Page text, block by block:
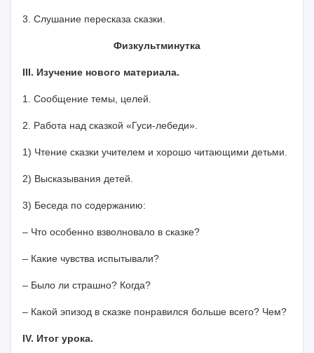
3. Слушание пересказа сказки
Физкультминутка
III. Изучение нового материала.
1. Сообщение темы, целей
2. Работа над сказкой «Гуси-лебеди».
1) Чтение сказки учителем и хорошо читающими детьми.
2) Высказывания детей.
3) Беседа по содержанию:
– Что особенно взволновало в сказке?
– Какие чувства испытывали?
– Было ли страшно? Когда?
– Какой эпизод в сказке понравился больше всего? Чем?
IV. Итог урока.